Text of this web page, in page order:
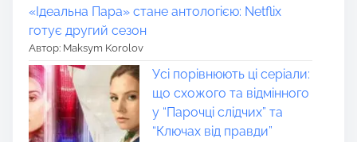
«Ідеальна Пара» стане антологією: Netflix
готує другий сезон
Автор: Maksym Korolov
Усі порівнюють ці серіали:
що схожого та відмінного
у “Парочці слідчих” та
“Ключах від правди”